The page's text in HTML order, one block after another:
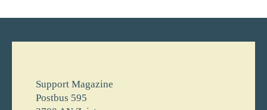
Support Magazine
Postbus 595